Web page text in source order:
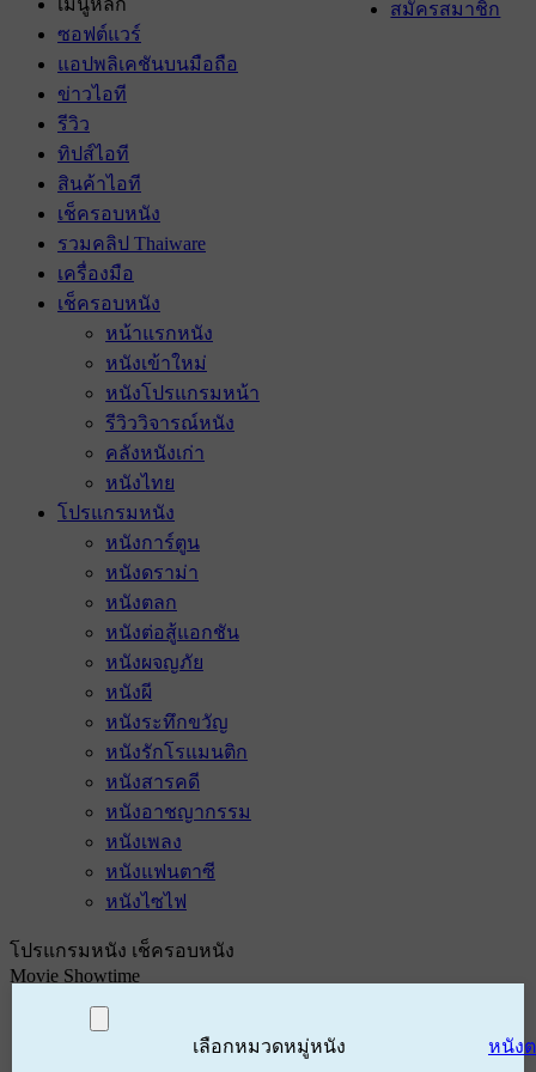
สมัครสมาชิก
เมนูหลัก
ซอฟต์แวร์
แอปพลิเคชันบนมือถือ
ข่าวไอที
รีวิว
ทิปส์ไอที
สินค้าไอที
เช็ครอบหนัง
รวมคลิป Thaiware
เครื่องมือ
เช็ครอบหนัง
หน้าแรกหนัง
หนังเข้าใหม่
หนังโปรแกรมหน้า
รีวิววิจารณ์หนัง
คลังหนังเก่า
หนังไทย
โปรแกรมหนัง
หนังการ์ตูน
หนังดราม่า
หนังตลก
หนังต่อสู้แอกชัน
หนังผจญภัย
หนังผี
หนังระทึกขวัญ
หนังรักโรแมนติก
หนังสารคดี
หนังอาชญากรรม
หนังเพลง
หนังแฟนตาซี
หนังไซไฟ
โปรแกรมหนัง เช็ครอบหนัง
Movie Showtime
เลือกหมวดหมู่หนัง หนัง